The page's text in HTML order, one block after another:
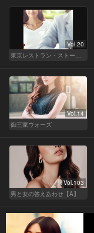
Vol.20
Vol.14
御三家ウォーズ
Vol.103
男と女の答えあわせ【A】